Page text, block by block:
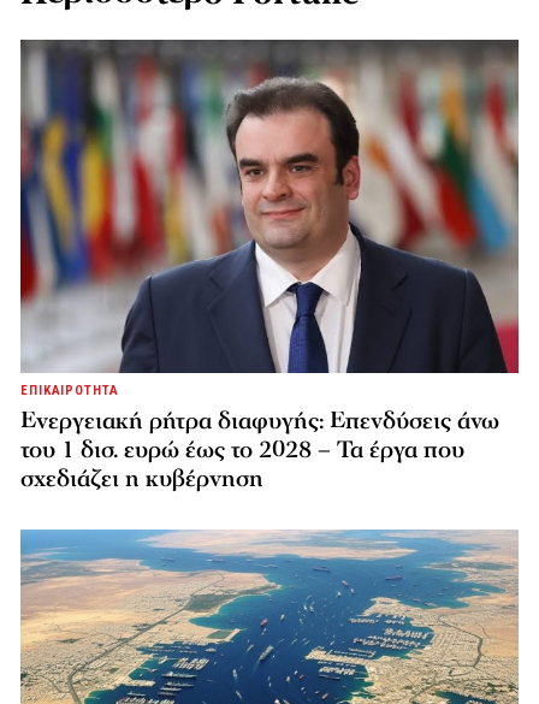
ΕΠΙΚΑΙΡΟΤΗΤΑ
Ενεργειακή ρήτρα διαφυγής: Επενδύσεις άνω
του 1 δισ. ευρώ έως το 2028 – Τα έργα που
σχεδιάζει η κυβέρνηση